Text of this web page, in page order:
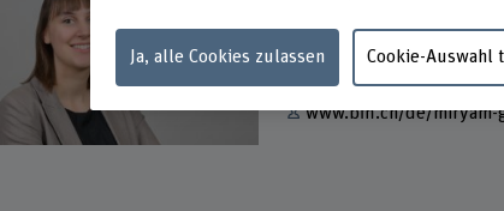
E-Mail anzeigen
www.bfh.ch/de/miryam-
Ja, alle Cookies zulassen Cookie-Auswahl